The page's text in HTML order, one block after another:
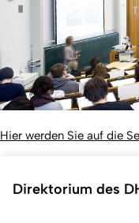
Hier werden Sie auf die
Direktorium des